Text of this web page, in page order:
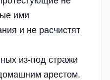
ими
и не расчистят
из-под стражи
арестом.